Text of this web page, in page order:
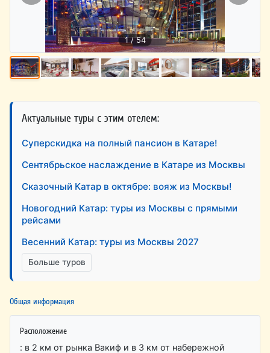
1 / 54
Актуальные туры с этим отелем:
Суперскидка на полный пансион в Катаре!
Сентябрьское наслаждение в Катаре из Москвы
Сказочный Катар в октябре: вояж из Москвы!
Новогодний Катар: туры из Москвы с прямыми
рейсами
Весенний Катар: туры из Москвы 2027
Больше туров
Общая информация
Расположение
: в 2 км от рынка Вакиф и в 3 км от набережной